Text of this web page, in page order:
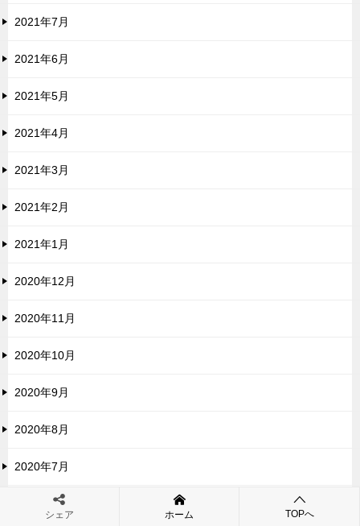
2021年7月
2021年6月
2021年5月
2021年4月
2021年3月
2021年2月
2021年1月
2020年12月
2020年11月
2020年10月
2020年9月
2020年8月
2020年7月
2020年6月
シェア ホーム TOPへ